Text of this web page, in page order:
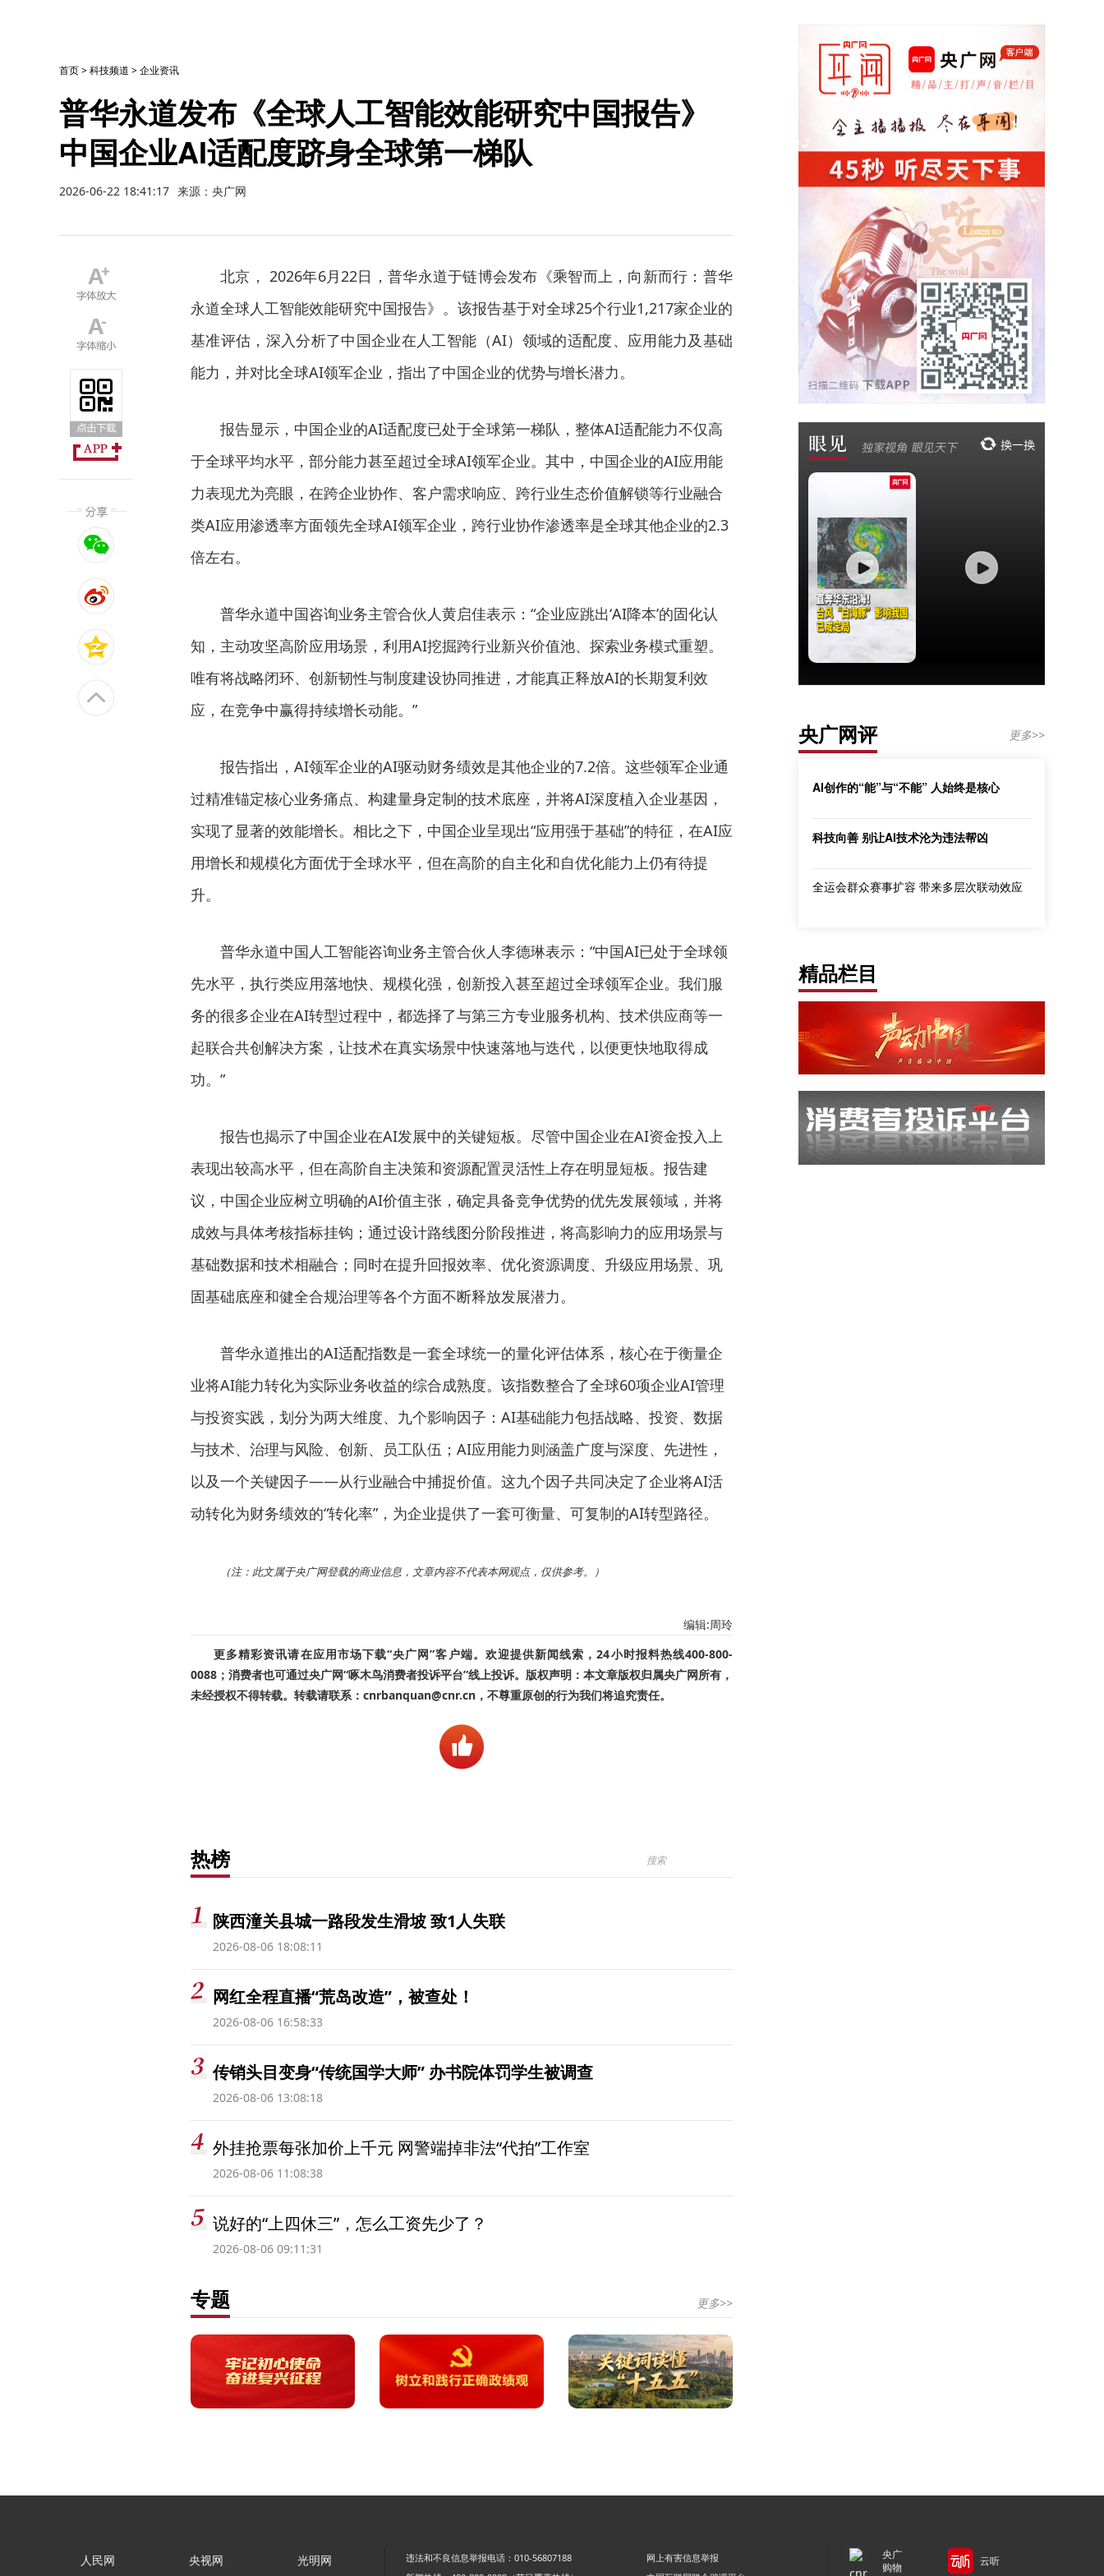
首页>科技频道 >企业资讯
普华永道发布《全球人工智能效能研究中国报告》
中国企业AI适配度跻身全球第一梯队
2026-06-22 18:41:17 来源：央广网
北京， 2026年6月22日，普华永道于链博会发布《乘智而上，向新而行：普华
永道全球人工智能效能研究中国报告》。该报告基于对全球25个行业1,217家企业的
基准评估，深入分析了中国企业在人工智能（AI）领域的适配度、应用能力及基础
能力，并对比全球AI领军企业，指出了中国企业的优势与增长潜力。
报告显示，中国企业的AI适配度已处于全球第一梯队，整体AI适配能力不仅高
于全球平均水平，部分能力甚至超过全球AI领军企业。其中，中国企业的AI应用能
力表现尤为亮眼，在跨企业协作、客户需求响应、跨行业生态价值解锁等行业融合
类AI应用渗透率方面领先全球AI领军企业，跨行业协作渗透率是全球其他企业的2.3
倍左右。
普华永道中国咨询业务主管合伙人黄启佳表示：“企业应跳出‘AI降本’的固化认
知，主动攻坚高阶应用场景，利用AI挖掘跨行业新兴价值池、探索业务模式重塑。
唯有将战略闭环、创新韧性与制度建设协同推进，才能真正释放AI的长期复利效
应，在竞争中赢得持续增长动能。”
报告指出，AI领军企业的AI驱动财务绩效是其他企业的7.2倍。这些领军企业通
过精准锚定核心业务痛点、构建量身定制的技术底座，并将AI深度植入企业基因，
实现了显著的效能增长。相比之下，中国企业呈现出“应用强于基础”的特征，在AI应
用增长和规模化方面优于全球水平，但在高阶的自主化和自优化能力上仍有待提
升。
普华永道中国人工智能咨询业务主管合伙人李德琳表示：“中国AI已处于全球领
先水平，执行类应用落地快、规模化强，创新投入甚至超过全球领军企业。我们服
务的很多企业在AI转型过程中，都选择了与第三方专业服务机构、技术供应商等一
起联合共创解决方案，让技术在真实场景中快速落地与迭代，以便更快地取得成
功。”
报告也揭示了中国企业在AI发展中的关键短板。尽管中国企业在AI资金投入上
表现出较高水平，但在高阶自主决策和资源配置灵活性上存在明显短板。报告建
议，中国企业应树立明确的AI价值主张，确定具备竞争优势的优先发展领域，并将
成效与具体考核指标挂钩；通过设计路线图分阶段推进，将高影响力的应用场景与
基础数据和技术相融合；同时在提升回报效率、优化资源调度、升级应用场景、巩
固基础底座和健全合规治理等各个方面不断释放发展潜力。
普华永道推出的AI适配指数是一套全球统一的量化评估体系，核心在于衡量企
业将AI能力转化为实际业务收益的综合成熟度。该指数整合了全球60项企业AI管理
与投资实践，划分为两大维度、九个影响因子：AI基础能力包括战略、投资、数据
与技术、治理与风险、创新、员工队伍；AI应用能力则涵盖广度与深度、先进性，
以及一个关键因子——从行业融合中捕捉价值。这九个因子共同决定了企业将AI活
动转化为财务绩效的“转化率”，为企业提供了一套可衡量、可复制的AI转型路径。
（注：此文属于央广网登载的商业信息，文章内容不代表本网观点，仅供参考。）
编辑:周玲
更多精彩资讯请在应用市场下载“央广网”客户端。欢迎提供新闻线索，24小时报料热线400-800-
0088；消费者也可通过央广网“啄木鸟消费者投诉平台”线上投诉。版权声明：本文章版权归属央广网所有，
未经授权不得转载。转载请联系：cnrbanquan@cnr.cn，不尊重原创的行为我们将追究责任。
热榜
陕西潼关县城一路段发生滑坡 致1人失联
2026-08-06 18:08:11
网红全程直播“荒岛改造”，被查处！
2026-08-06 16:58:33
传销头目变身“传统国学大师” 办书院体罚学生被调查
2026-08-06 13:08:18
外挂抢票每张加价上千元 网警端掉非法“代拍”工作室
2026-08-06 11:08:38
说好的“上四休三”，怎么工资先少了？
2026-08-06 09:11:31
专题 更多>>
央广网评 更多>>
AI创作的“能”与“不能” 人始终是核心
科技向善 别让AI技术沦为违法帮凶
全运会群众赛事扩容 带来多层次联动效应
精品栏目
人民网 央视网 光明网 违法和不良信息举报电话：010-56807188
网上有害信息举报
央广
购物
云听